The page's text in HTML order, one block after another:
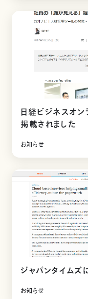
日経ビジネスオン
掲載されました
お知らせ
ジャパンタイムズ
お知らせ